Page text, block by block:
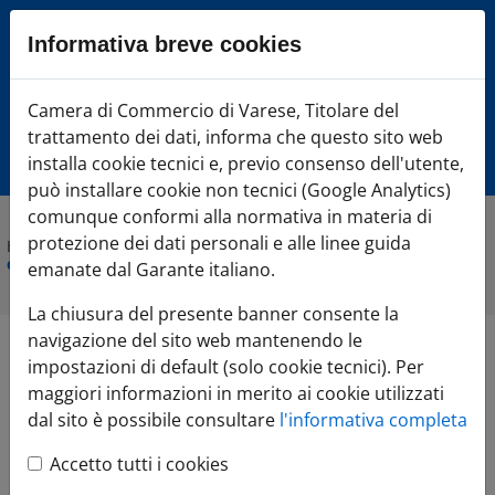
Sezione salto blocchi
Vai alla sezione dedicata alle informazioni correlate
Vai al footer
Camera di Commercio Varese
Home»Comunicazione»Agenda Eventi» Posizionamento
competitivo: strategie di marketing e pricing
Posizionamento
competitivo: strategie
di marketing e pricing
Informativa breve cookies
Camera di Commercio di Varese, Titolare del
trattamento dei dati, informa che questo sito web
installa cookie tecnici e, previo consenso dell'utente,
può installare cookie non tecnici (Google Analytics)
comunque conformi alla normativa in materia di
protezione dei dati personali e alle linee guida
emanate dal Garante italiano.
La chiusura del presente banner consente la
navigazione del sito web mantenendo le
impostazioni di default (solo cookie tecnici). Per
maggiori informazioni in merito ai cookie utilizzati
dal sito è possibile consultare l'informativa completa
Accetto tutti i cookies